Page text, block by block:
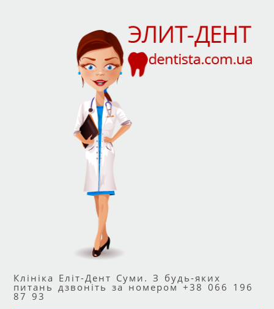
Клініка Еліт-Дент Суми. З будь-яких
питань дзвоніть за номером +38 066 196
87 93